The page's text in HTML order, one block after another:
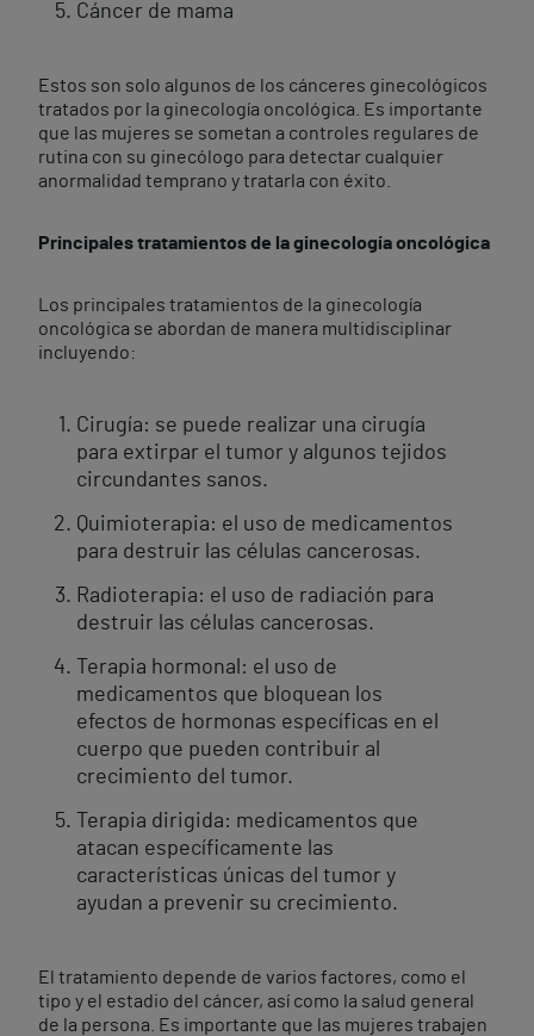
Cáncer de mama
Estos son solo algunos de los cánceres ginecológicos
tratados por la ginecología oncológica. Es importante
que las mujeres se sometan a controles regulares de
rutina con su ginecólogo para detectar cualquier
anormalidad temprano y tratarla con éxito.
Principales tratamientos de la ginecología oncológica
Los principales tratamientos de la ginecología
oncológica se abordan de manera multidisciplinar
incluyendo:
Cirugía: se puede realizar una cirugía
para extirpar el tumor y algunos tejidos
circundantes sanos.
Quimioterapia: el uso de medicamentos
para destruir las células cancerosas.
Radioterapia: el uso de radiación para
destruir las células cancerosas.
Terapia hormonal: el uso de
medicamentos que bloquean los
efectos de hormonas específicas en el
cuerpo que pueden contribuir al
crecimiento del tumor.
Terapia dirigida: medicamentos que
atacan específicamente las
características únicas del tumor y
ayudan a prevenir su crecimiento.
El tratamiento depende de varios factores, como el
tipo y el estadio del cáncer, así como la salud general
de la persona. Es importante que las mujeres trabajen